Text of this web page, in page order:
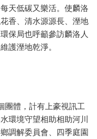
天低碳又樂活。使麟洛
香、清水源源長、溼地
保局也呼籲參訪麟洛人
護溼地乾淨。
團體，計有上豪視訊工
環境守望相助相助河川
調解委員會、四季庭園